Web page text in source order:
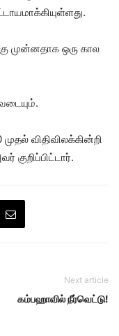
முன்னதாக ஒரு கால
விதிவிலக்கின்றி
குறிப்பிட்டார்.
Next article
கம்பஹாவில் நீர்வெட்டு!